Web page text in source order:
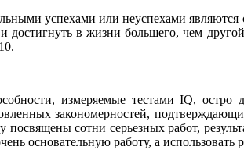
успехами или неуспехами являются
в жизни большего, чем
измеряемые тестами IQ, остро
закономерностей,
сотни серьезных работ,
основательную работу, а